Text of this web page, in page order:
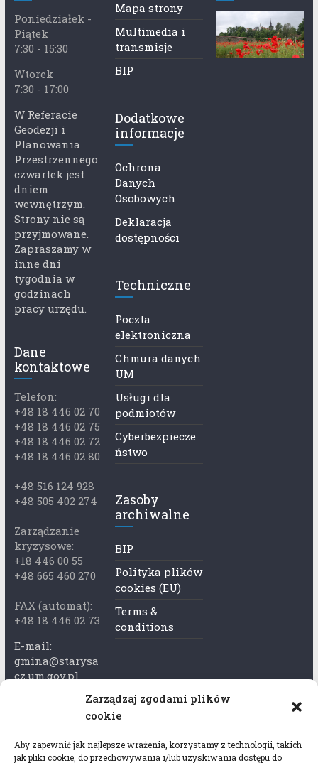
Zarządzaj zgodami plików
cookie
Aby zapewnić jak najlepsze wrażenia, korzystamy z technologii, takich
jak pliki cookie, do przechowywania i/lub uzyskiwania dostępu do
Poniedziałek -
Piątek
7:30 - 15:30
Wtorek
7:30 - 17:00
W Referacie
Geodezji i
Planowania
Przestrzennego
czwartek jest
dniem
wewnętrzym.
Strony nie są
przyjmowane.
Zapraszamy w
inne dni
tygodnia w
godzinach
pracy urzędu.
Dane
kontaktowe
Telefon:
+48 18 446 02 70
+48 18 446 02 75
+48 18 446 02 72
+48 18 446 02 80
+48 516 124 928
+48 505 402 274
Zarządzanie
kryzysowe:
+18 446 00 55
+48 665 460 270
FAX (automat):
+48 18 446 02 73
E-mail:
gmina@starysa
cz.um.gov.pl
Adres skrzynki
rytka
Mapa strony
Multimedia i
transmisje
BIP
Dodatkowe
informacje
Ochrona
Danych
Osobowych
Deklaracja
dostępności
Techniczne
Poczta
elektroniczna
Chmura danych
UM
Usługi dla
podmiotów
Cyberbezpiecze
ństwo
Zasoby
archiwalne
BIP
Polityka plików
cookies (EU)
Terms &
conditions